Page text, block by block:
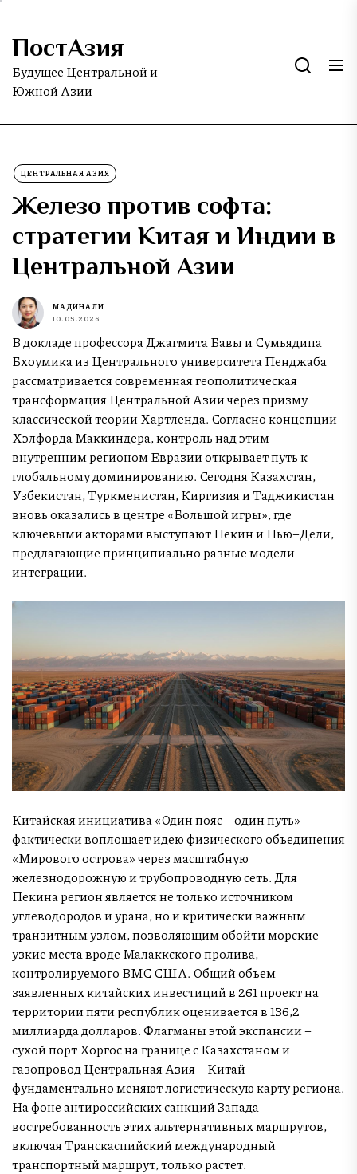
Skip
the
content
ПостАзия
Будущее Центральной и
Южной Азии
ЦЕНТРАЛЬНАЯ АЗИЯ
Железо против софта:
стратегии Китая и Индии в
Центральной Азии
МАДИНА ЛИ
10.05.2026
В докладе профессора Джагмита Бавы и Сумьядипа
Бхоумика из Центрального университета Пенджаба
рассматривается современная геополитическая
трансформация Центральной Азии через призму
классической теории Хартленда. Согласно концепции
Хэлфорда Маккиндера, контроль над этим
внутренним регионом Евразии открывает путь к
глобальному доминированию. Сегодня Казахстан,
Узбекистан, Туркменистан, Киргизия и Таджикистан
вновь оказались в центре «Большой игры», где
ключевыми акторами выступают Пекин и Нью–Дели,
предлагающие принципиально разные модели
интеграции.
Китайская инициатива «Один пояс – один путь»
фактически воплощает идею физического объединения
«Мирового острова» через масштабную
железнодорожную и трубопроводную сеть. Для
Пекина регион является не только источником
углеводородов и урана, но и критически важным
транзитным узлом, позволяющим обойти морские
узкие места вроде Малаккского пролива,
контролируемого ВМС США. Общий объем
заявленных китайских инвестиций в 261 проект на
территории пяти республик оценивается в 136,2
миллиарда долларов. Флагманы этой экспансии –
сухой порт Хоргос на границе с Казахстаном и
газопровод Центральная Азия – Китай –
фундаментально меняют логистическую карту региона.
На фоне антироссийских санкций Запада
востребованность этих альтернативных маршрутов,
включая Транскаспийский международный
транспортный маршрут, только растет.